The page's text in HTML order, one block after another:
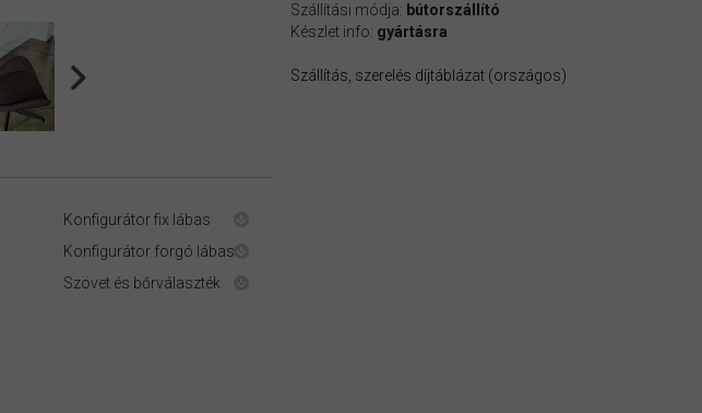
Konfigurátor fix lábas
Konfigurátor forgó lábas
Szövet és bőrválaszték
Szállítási módja: bútorszállító
Készlet info: gyártásra
Szállítás, szerelés díjtáblázat (országos)